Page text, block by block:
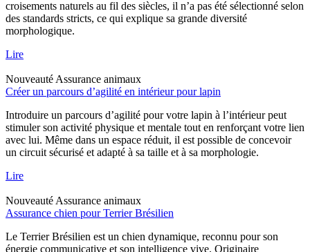
croisements naturels au fil des siècles, il n’a pas été sélectionné selon
des standards stricts, ce qui explique sa grande diversité
morphologique.
Lire
Nouveauté Assurance animaux
Créer un parcours d’agilité en intérieur pour lapin
Introduire un parcours d’agilité pour votre lapin à l’intérieur peut
stimuler son activité physique et mentale tout en renforçant votre lien
avec lui. Même dans un espace réduit, il est possible de concevoir
un circuit sécurisé et adapté à sa taille et à sa morphologie.
Lire
Nouveauté Assurance animaux
Assurance chien pour Terrier Brésilien
Le Terrier Brésilien est un chien dynamique, reconnu pour son
énergie communicative et son intelligence vive. Originaire